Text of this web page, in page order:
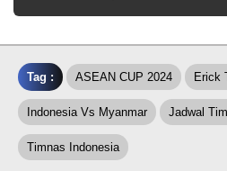
Tag : ASEAN CUP 2024 Erick
Indonesia Vs Myanmar Jadwal
Timnas Indonesia